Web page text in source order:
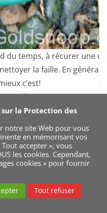
du temps, à récurer une
la faille. En général,
c’est!
suis léger, je range tout
pas me permettre de
lourd et imposant.
le bedrock
essentiellement le
sur la Protection des
notre site Web pour vous
en mémorisant vos
accepter », vous
les cookies. Cependant,
cookies » pour fournir
Tout refuser